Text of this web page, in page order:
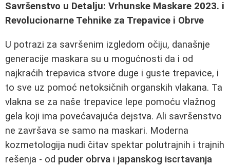
Savršenstvo u Detalju: Vrhunske Maskare 2023. i
Revolucionarne Tehnike za Trepavice i Obrve
U potrazi za savršenim izgledom očiju, današnje
generacije maskara su u mogućnosti da i od
najkraćih trepavica stvore duge i guste trepavice, i
to sve uz pomoć netoksičnih organskih vlakana. Ta
vlakna se za naše trepavice lepe pomoću vlažnog
gela koji ima povećavajuća dejstva. Ali savršenstvo
ne završava se samo na maskari. Moderna
kozmetologija nudi čitav spektar polutrajnih i trajnih
rešenja - od puder obrva i japanskog iscrtavanja